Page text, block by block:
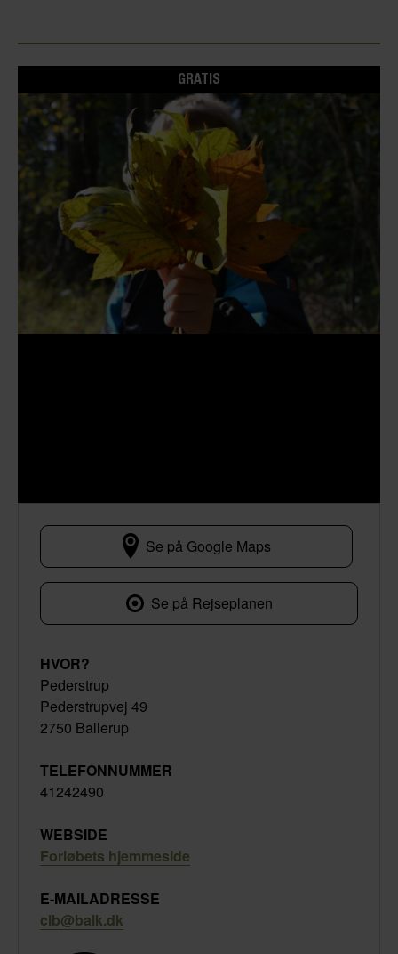
GRATIS
Pederstrupvej 49
Se på Google Maps
Se på Rejseplanen
HVOR?
Pederstrup
Pederstrupvej 49
2750 Ballerup
TELEFONNUMMER
41242490
WEBSIDE
Forløbets hjemmeside
E-MAILADRESSE
clb@balk.dk